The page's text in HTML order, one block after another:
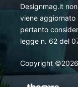
Designmag.it
viene aggiornato
pertanto
legge n. 62 del
Copyright